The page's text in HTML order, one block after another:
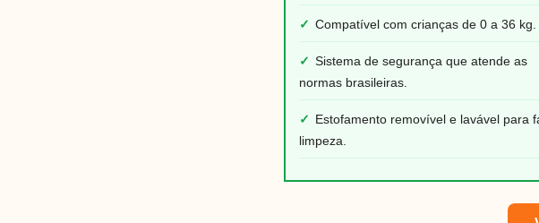
✓ Compatível com crianças de 0 a 36 kg.
✓ Sistema de segurança que atende as
normas brasileiras.
✓ Estofamento removível e lavável para
limpeza.